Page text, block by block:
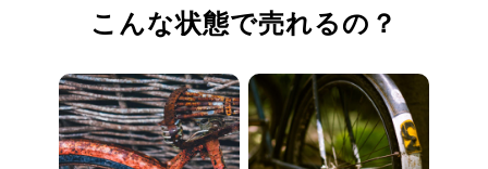
こんな状態で売れるの？